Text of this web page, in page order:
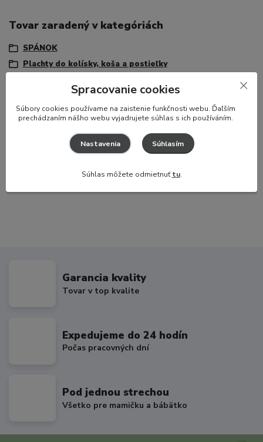
Tovar zaradený v kategóriách
SPÁNOK
Plachty do kolísky, koša a postieľky
Potrebujete poradiť?
Zákaznícka podpora
+421 917 174 048
info@hajaj.sk
Garancia kvality
Tovar v top kvalite
Expedujeme do 24 hodín
Počas pracovných dní
Pod jednou strechou
Všetko pre mamičku a bábätko
Spracovanie cookies
Súbory cookies používame na zaistenie funkčnosti webu. Ďaľším
prechádzaním nášho webu vyjadrujete súhlas s ich používáním.
Nastavenia Súhlasím
Súhlas môžete odmietnuťtu.